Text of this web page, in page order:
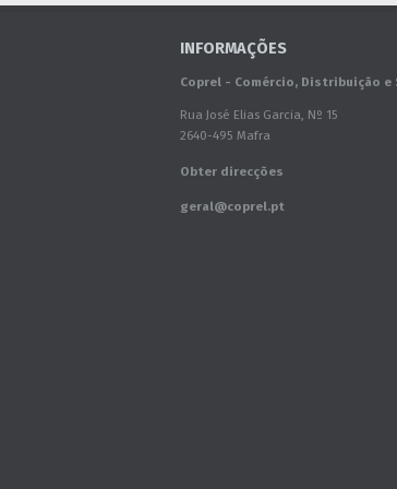
INFORMAÇÕES
Coprel - Comércio, Distribuição e
Rua José Elias Garcia, Nº 15
2640-495 Mafra
Obter direcções
geral@coprel.pt